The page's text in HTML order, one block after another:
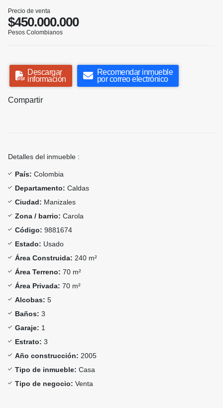
Precio de venta
$450.000.000
Pesos Colombianos
Descargar
información
Recomendar inmueble
por correo electrónico
Compartir
Detalles del inmueble :
País: Colombia
Departamento: Caldas
Ciudad: Manizales
Zona / barrio: Carola
Código: 9881674
Estado: Usado
Área Construida: 240 m²
Área Terreno: 70 m²
Área Privada: 70 m²
Alcobas: 5
Baños: 3
Garaje: 1
Estrato: 3
Año construcción: 2005
Tipo de inmueble: Casa
Tipo de negocio: Venta